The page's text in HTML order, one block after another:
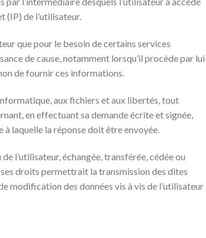
(IP) de l’utilisateur.
que pour le besoin de certains services
de cause, notamment lorsqu’il procède par
de fournir ces informations.
aux fichiers et aux libertés, tout
en effectuant sa demande écrite et signée,
à laquelle la réponse doit être envoyée.
de l’utilisateur, échangée, transférée, cédée ou
droits permettrait la transmission des dites
modification des données vis à vis de l’utilisateur